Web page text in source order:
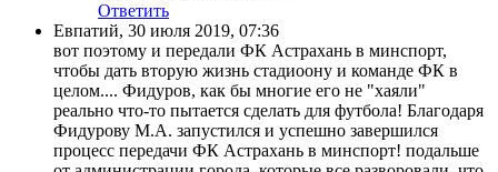
Ответить
Евпатий, 30 июля 2019, 07:36
вот поэтому и передали ФК Астрахань в минспорт,
чтобы дать вторую жизнь стадиоону и команде ФК в
целом.... Фидуров, как бы многие его не "хаяли"
реально что-то пытается сделать для футбола! Благодаря
Фидурову М.А. запустился и успешно завершился
процесс передачи ФК Астрахань в минспорт! подальше